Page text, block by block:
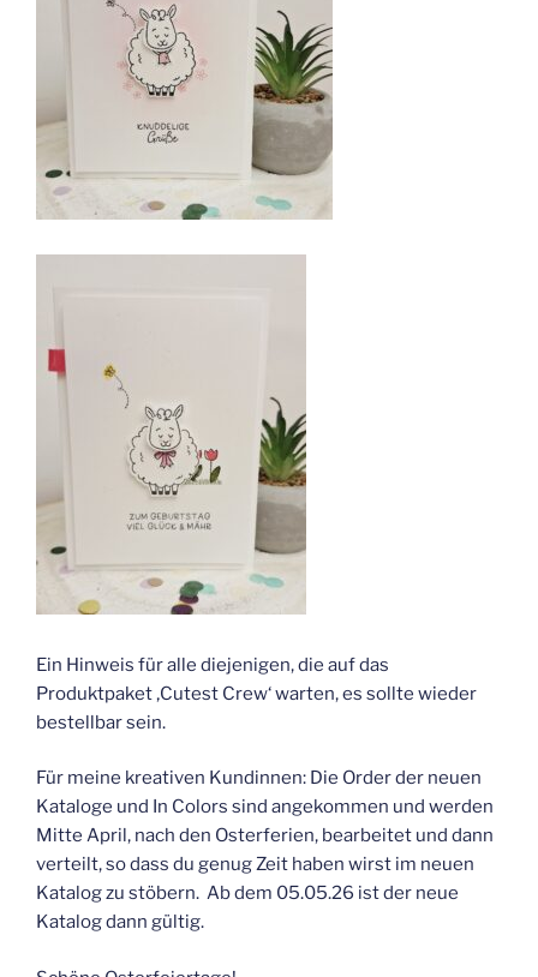
Ein Hinweis für alle diejenigen, die auf das
Produktpaket ‚Cutest Crew‘ warten, es sollte wieder
bestellbar sein.
Für meine kreativen Kundinnen: Die Order der neuen
Kataloge und In Colors sind angekommen und werden
Mitte April, nach den Osterferien, bearbeitet und dann
verteilt, so dass du genug Zeit haben wirst im neuen
Katalog zu stöbern. Ab dem 05.05.26 ist der neue
Katalog dann gültig.